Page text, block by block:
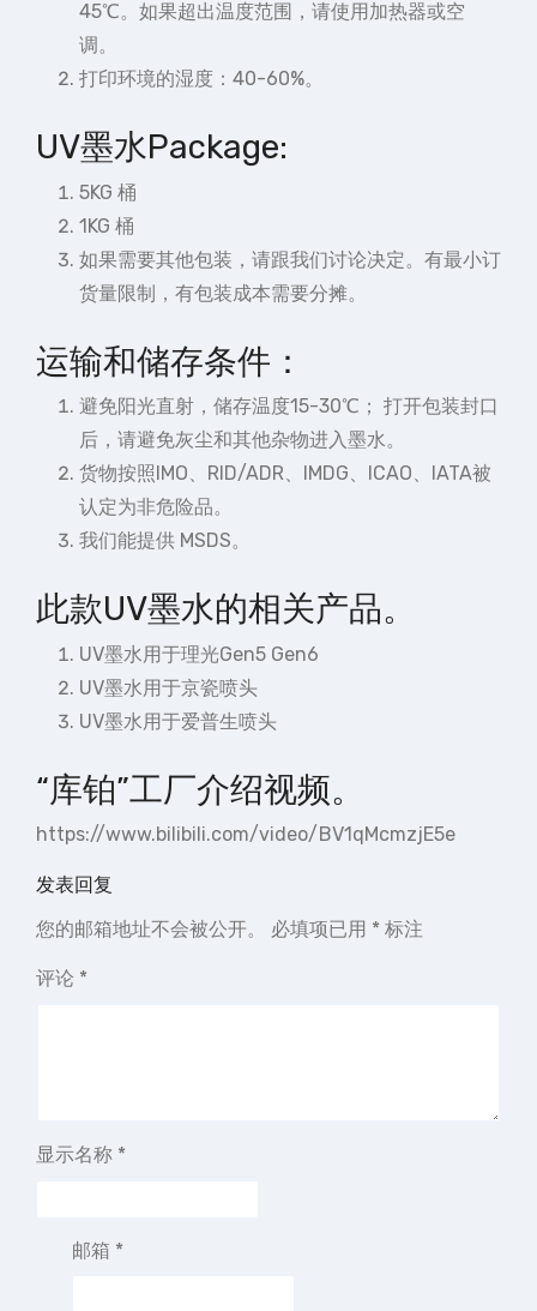
45℃。如果超出温度范围，请使用加热器或空
调。
打印环境的湿度：40-60%。
UV墨水Package:
5KG 桶
1KG 桶
如果需要其他包装，请跟我们讨论决定。有最小订
货量限制，有包装成本需要分摊。
运输和储存条件：
避免阳光直射，储存温度15-30℃； 打开包装封口
后，请避免灰尘和其他杂物进入墨水。
货物按照IMO、RID/ADR、IMDG、ICAO、IATA被
认定为非危险品。
我们能提供 MSDS。
此款UV墨水的相关产品。
UV墨水用于理光Gen5 Gen6
UV墨水用于京瓷喷头
UV墨水用于爱普生喷头
“库铂”工厂介绍视频。
https://www.bilibili.com/video/BV1qMcmzjE5e
发表回复
您的邮箱地址不会被公开。
必填项已用 * 标注
评论 *
显示名称 *
邮箱 *